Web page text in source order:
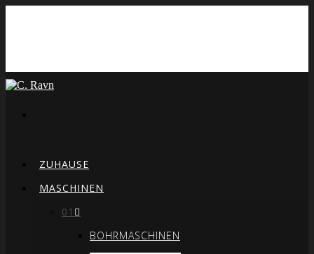
ZUHAUSE
MASCHINEN
01
BOHRMASCHINEN